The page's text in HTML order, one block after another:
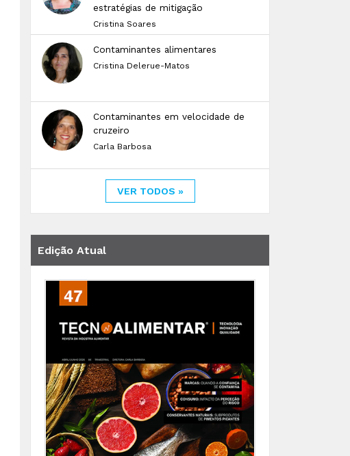
estratégias de mitigação
Cristina Soares
Contaminantes alimentares
Cristina Delerue-Matos
Contaminantes em velocidade de
cruzeiro
Carla Barbosa
VER TODOS »
Edição Atual